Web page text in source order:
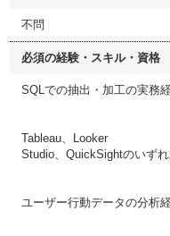
不問
必須の経験・スキル・資格
SQLでの抽出・加工の実務
Tableau、Looker
Studio、QuickSightのいず
ユーザー行動データの分析